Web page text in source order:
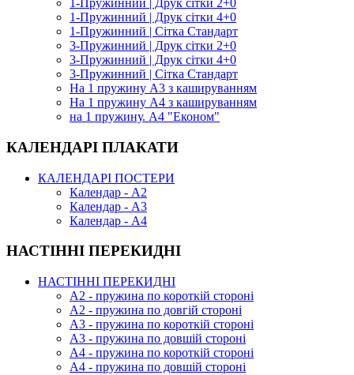
1-Пружинний | Друк сітки 2+0
1-Пружинний | Друк сітки 4+0
1-Пружинний | Сітка Стандарт
3-Пружинний | Друк сітки 2+0
3-Пружинний | Друк сітки 4+0
3-Пружинний | Сітка Стандарт
На 1 пружину А3 з кашируванням
На 1 пружину А4 з кашируванням
на 1 пружину. А4 "Економ"
КАЛЕНДАРІ ПЛАКАТИ
КАЛЕНДАРІ ПОСТЕРИ
Календар - А2
Календар - А3
Календар - А4
НАСТІННІ ПЕРЕКИДНІ
НАСТІННІ ПЕРЕКИДНІ
А2 - пружина по короткій стороні
А2 - пружина по довгій стороні
А3 - пружина по короткій стороні
А3 - пружина по довшій стороні
А4 - пружина по короткій стороні
А4 - пружина по довшій стороні